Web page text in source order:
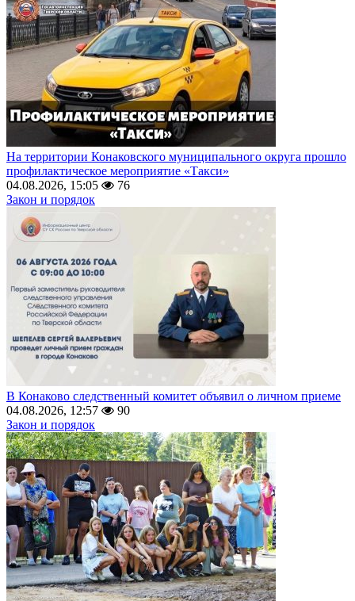
На территории Конаковского муниципального округа прошло
профилактическое мероприятие «Такси»
04.08.2026, 15:05
76
Закон и порядок
В Конаково следственный комитет объявил о личном приеме
04.08.2026, 12:57
90
Закон и порядок